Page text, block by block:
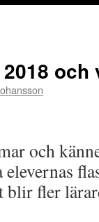
och
och
elevernas
blir fler